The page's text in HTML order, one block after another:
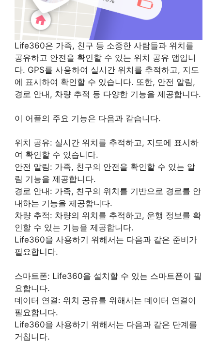
Life360은 가족, 친구 등 소중한 사람들과 위치를
공유하고 안전을 확인할 수 있는 위치 공유 앱입니
다. GPS를 사용하여 실시간 위치를 추적하고, 지도
에 표시하여 확인할 수 있습니다. 또한, 안전 알림,
경로 안내, 차량 추적 등 다양한 기능을 제공합니다.
이 어플의 주요 기능은 다음과 같습니다.
위치 공유: 실시간 위치를 추적하고, 지도에 표시하
여 확인할 수 있습니다.
안전 알림: 가족, 친구의 안전을 확인할 수 있는 알
림 기능을 제공합니다.
경로 안내: 가족, 친구의 위치를 기반으로 경로를 안
내하는 기능을 제공합니다.
차량 추적: 차량의 위치를 추적하고, 운행 정보를 확
인할 수 있는 기능을 제공합니다.
Life360을 사용하기 위해서는 다음과 같은 준비가
필요합니다.
스마트폰: Life360을 설치할 수 있는 스마트폰이 필
요합니다.
데이터 연결: 위치 공유를 위해서는 데이터 연결이
필요합니다.
Life360을 사용하기 위해서는 다음과 같은 단계를
거칩니다.